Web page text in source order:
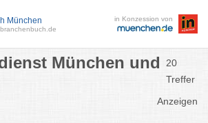
München in Konzession von
München und
20
Treffer
Anzeigen